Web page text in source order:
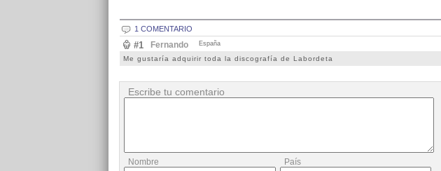
1 COMENTARIO
#1 Fernando España
Me gustaría adquirir toda la discografía de Labordeta
Escribe tu comentario
Nombre País